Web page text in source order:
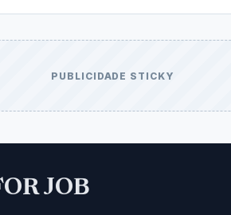
PUBLICIDADE STICKY
JOB